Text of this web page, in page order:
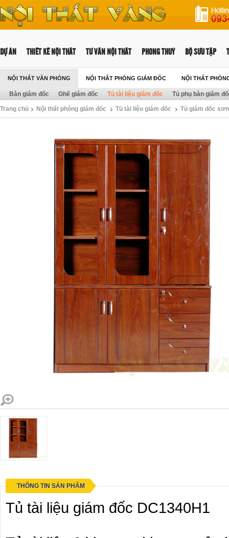
DỰ ÁN THIẾT KẾ NỘI THẤT TƯ VẤN NỘI THẤT PHONG THUỶ BỘ SƯU TẬP
NỘI THẤT VĂN PHÒNG NỘI THẤT PHÒNG GIÁM ĐỐC NỘI THẤT
Bàn giám đốc Ghế giám đốc Tủ tài liệu giám đốc Tủ phụ bàn giám
Trang chủ Nội thất phòng giám đốc Tủ tài liệu giám đốc Tủ giám đốc
THÔNG TIN SẢN PHẨM
Tủ tài liệu giám đốc DC1340H1